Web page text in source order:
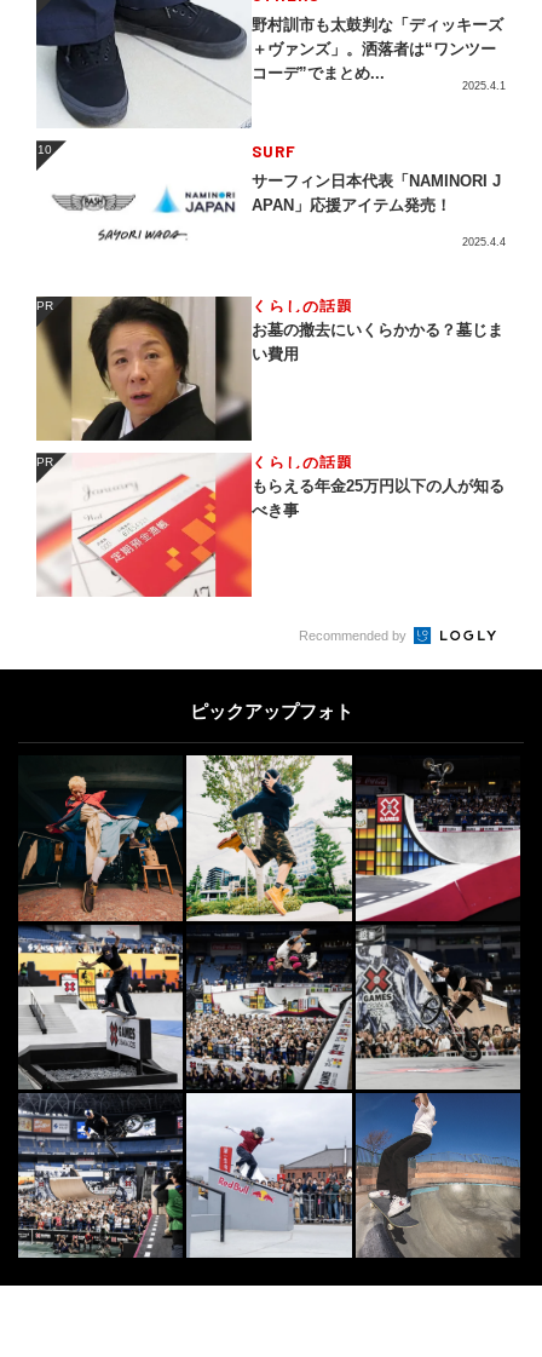
野村訓市も太鼓判な「ディッキーズ
＋ヴァンズ」。洒落者は“ワンツー
コーデ”でまとめ...
2025.4.1
10 SURF
サーフィン日本代表「NAMINORI J
APAN」応援アイテム発売！
2025.4.4
PR くらしの話題
お墓の撤去にいくらかかる？墓じま
い費用
PR くらしの話題
もらえる年金25万円以下の人が知る
べき事
Recommended by
ピックアップフォト